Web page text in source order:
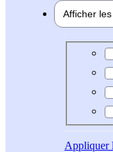
Afficher
Appliquer